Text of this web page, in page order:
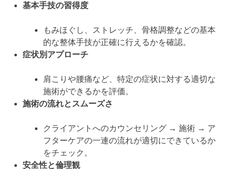
基本手技の習得度
もみほぐし、ストレッチ、骨格調整などの基本
的な整体手技が正確に行えるかを確認。
症状別アプローチ
肩こりや腰痛など、特定の症状に対する適切な
施術ができるかを評価。
施術の流れとスムーズさ
クライアントへのカウンセリング → 施術 → ア
フターケアの一連の流れが適切にできているか
をチェック。
安全性と倫理観